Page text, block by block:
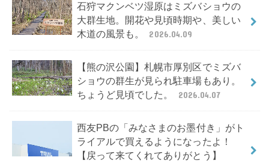
石狩マクンベツ湿原はミズバショウの
大群生地。開花や見頃時期や、美しい
木道の風景も。
2026.04.09
【熊の沢公園】札幌市厚別区でミズバ
ショウの群生が見られ駐車場もあり。
ちょうど見頃でした。
2026.04.07
西友PBの「みなさまのお墨付き」がト
ライアルで買えるようになったよ！
【戻って来てくれてありがとう】